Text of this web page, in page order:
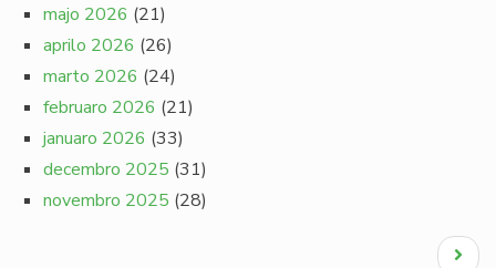
majo 2026 (21)
aprilo 2026 (26)
marto 2026 (24)
februaro 2026 (21)
januaro 2026 (33)
decembro 2025 (31)
novembro 2025 (28)
Next